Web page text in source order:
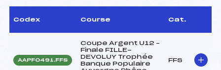
Codex Course Cat.
AAPF0491.FFS
Coupe Argent U12 –
Finale FILLE-
DEVOLUY Trophée
Banque Populaire
FFS